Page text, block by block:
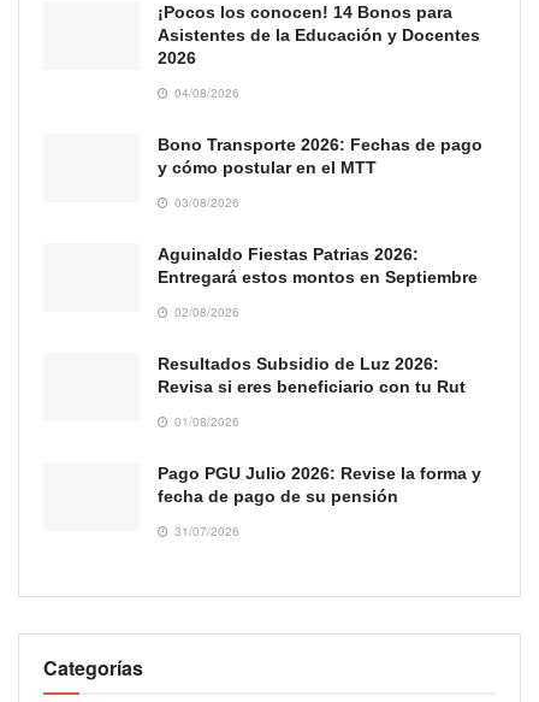
¡Pocos los conocen! 14 Bonos para
Asistentes de la Educación y Docentes
2026
04/08/2026
Bono Transporte 2026: Fechas de pago
y cómo postular en el MTT
03/08/2026
Aguinaldo Fiestas Patrias 2026:
Entregará estos montos en Septiembre
02/08/2026
Resultados Subsidio de Luz 2026:
Revisa si eres beneficiario con tu Rut
01/08/2026
Pago PGU Julio 2026: Revise la forma y
fecha de pago de su pensión
31/07/2026
Categorías